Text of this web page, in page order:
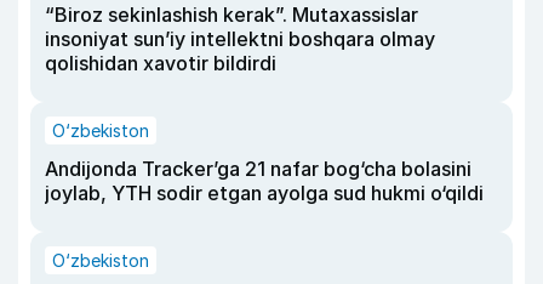
“Biroz sekinlashish kerak”. Mutaxassislar
insoniyat sun’iy intellektni boshqara olmay
qolishidan xavotir bildirdi
O‘zbekiston
Andijonda Tracker’ga 21 nafar bog‘cha bolasini
joylab, YTH sodir etgan ayolga sud hukmi o‘qildi
O‘zbekiston